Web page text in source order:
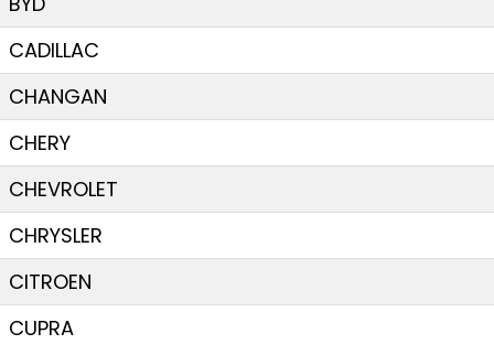
CADILLAC
CHANGAN
CHERY
CHEVROLET
CHRYSLER
CITROEN
CUPRA